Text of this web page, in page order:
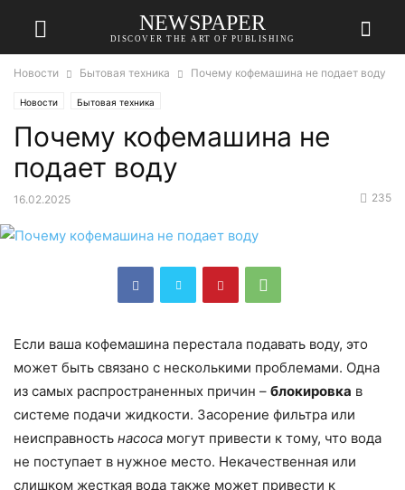
NEWSPAPER
DISCOVER THE ART OF PUBLISHING
Новости Бытовая техника Почему кофемашина не подает воду
Новости Бытовая техника
Почему кофемашина не
подает воду
16.02.2025 235
Если ваша кофемашина перестала подавать воду, это
может быть связано с несколькими проблемами. Одна
из самых распространенных причин – блокировка в
системе подачи жидкости. Засорение фильтра или
неисправность насоса могут привести к тому, что вода
не поступает в нужное место. Некачественная или
слишком жесткая вода также может привести к